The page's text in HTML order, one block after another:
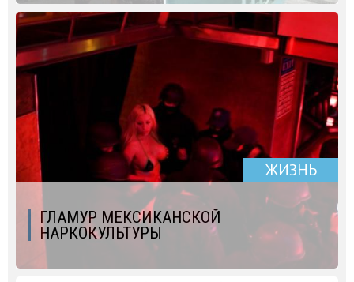
ЖИЗНЬ
ГЛАМУР МЕКСИКАНСКОЙ
НАРКОКУЛЬТУРЫ